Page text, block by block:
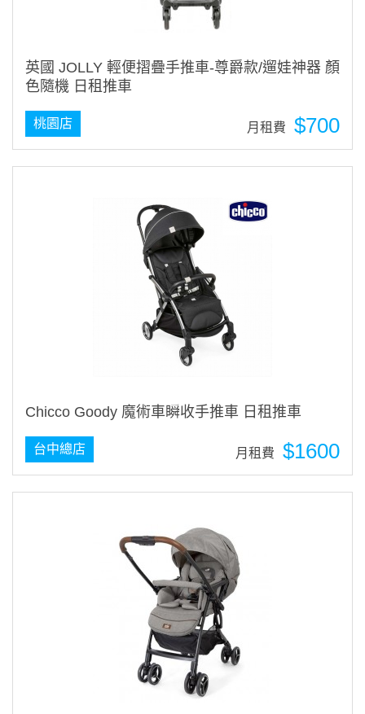
英國 JOLLY 輕便摺疊手推車-尊爵款/遛娃神器 顏
色隨機 日租推車
$700
月租費
桃園店
Chicco Goody 魔術車瞬收手推車 日租推車
$1600
月租費
台中總店